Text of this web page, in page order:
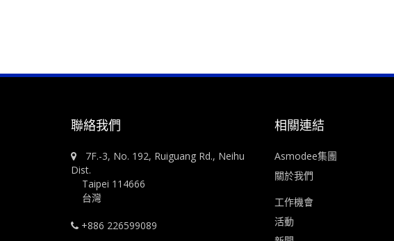
聯絡我們
7F.-3, No. 192, Ruiguang Rd., Neihu
Dist.
Taipei 114666
台灣
+886 226599089
相關連結
Asmodee集團
關於我們
工作機會
活動